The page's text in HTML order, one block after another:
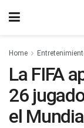
Home
La FIFA
26
el